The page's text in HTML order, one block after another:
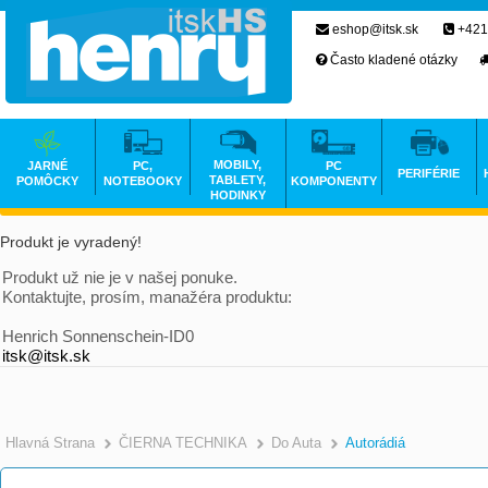
Produkt je vyradený!
Produkt už nie je v našej ponuke.
Kontaktujte, prosím, manažéra produktu:
Henrich Sonnenschein-ID0
itsk@itsk.sk
Hlavná Strana ČIERNA TECHNIKA Do Auta Autorádiá
eshop@itsk.sk
Často kladené otázky
JARNÉ
POMÔCKY
PC,
NOTEBOOKY
MOBILY,
TABLETY,
HODINKY
PC
KOMPONENTY
PERIFÉRIE